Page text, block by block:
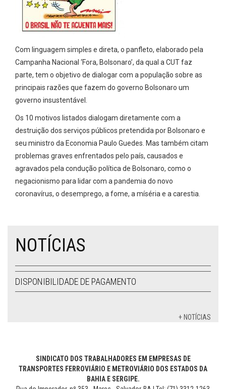
Com linguagem simples e direta, o panfleto, elaborado pela
Campanha Nacional ‘Fora, Bolsonaro’, da qual a CUT faz
parte, tem o objetivo de dialogar com a população sobre as
principais razões que fazem do governo Bolsonaro um
governo insustentável.
Os 10 motivos listados dialogam diretamente com a
destruição dos serviços públicos pretendida por Bolsonaro e
seu ministro da Economia Paulo Guedes. Mas também citam
problemas graves enfrentados pelo país, causados e
agravados pela condução política de Bolsonaro, como o
negacionismo para lidar com a pandemia do novo
coronavírus, o desemprego, a fome, a míséria e a carestia.
NOTÍCIAS
DISPONIBILIDADE DE PAGAMENTO
+ NOTÍCIAS
SINDICATO DOS TRABALHADORES EM EMPRESAS DE
TRANSPORTES FERROVIÁRIO E METROVIÁRIO DOS ESTADOS DA
BAHIA E SERGIPE.